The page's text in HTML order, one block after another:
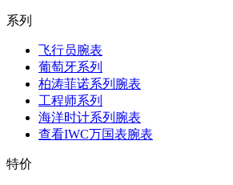
系列
飞行员腕表
葡萄牙系列
柏涛菲诺系列腕表
工程师系列
海洋时计系列腕表
查看IWC万国表腕表
特价